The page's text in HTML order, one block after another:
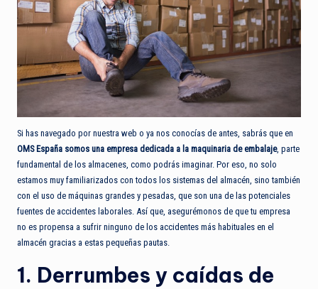
Si has navegado por nuestra web o ya nos conocías de antes, sabrás que en
OMS España somos una empresa dedicada a la maquinaria de embalaje, parte
fundamental de los almacenes, como podrás imaginar. Por eso, no solo
estamos muy familiarizados con todos los sistemas del almacén, sino también
con el uso de máquinas grandes y pesadas, que son una de las potenciales
fuentes de accidentes laborales. Así que, asegurémonos de que tu empresa
no es propensa a sufrir ninguno de los accidentes más habituales en el
almacén gracias a estas pequeñas pautas.
1. Derrumbes y caídas de